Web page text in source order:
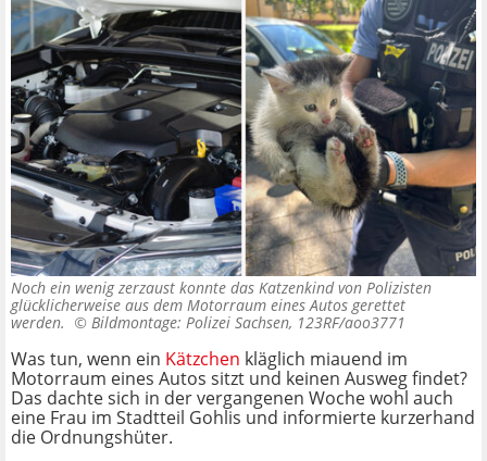
Noch ein wenig zerzaust konnte das Katzenkind von Polizisten
glücklicherweise aus dem Motorraum eines Autos gerettet
werden. © Bildmontage: Polizei Sachsen, 123RF/aoo3771
Was tun, wenn ein Kätzchen kläglich miauend im
Motorraum eines Autos sitzt und keinen Ausweg findet?
Das dachte sich in der vergangenen Woche wohl auch
eine Frau im Stadtteil Gohlis und informierte kurzerhand
die Ordnungshüter.